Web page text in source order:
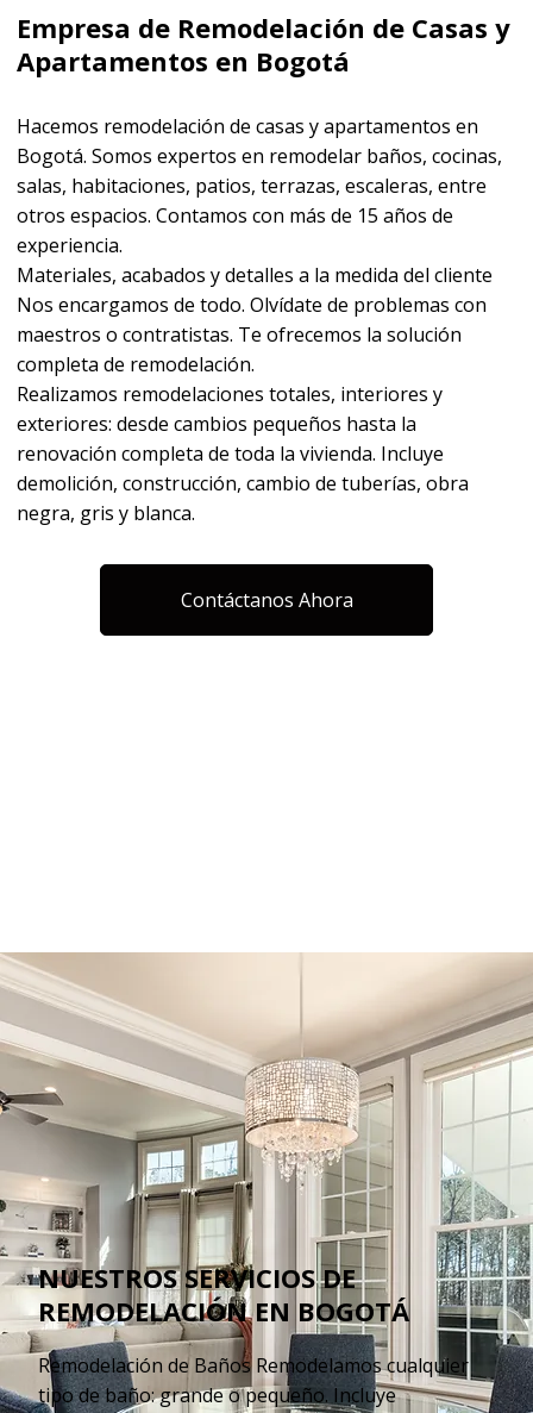
Empresa de Remodelación de Casas y
Apartamentos en Bogotá
Hacemos remodelación de casas y apartamentos en
Bogotá. Somos expertos en remodelar baños, cocinas,
salas, habitaciones, patios, terrazas, escaleras, entre
otros espacios. Contamos con más de 15 años de
experiencia.
Materiales, acabados y detalles a la medida del cliente
Nos encargamos de todo. Olvídate de problemas con
maestros o contratistas. Te ofrecemos la solución
completa de remodelación.
Realizamos remodelaciones totales, interiores y
exteriores: desde cambios pequeños hasta la
renovación completa de toda la vivienda. Incluye
demolición, construcción, cambio de tuberías, obra
negra, gris y blanca.
Contáctanos Ahora
NUESTROS SERVICIOS DE
REMODELACIÓN EN BOGOTÁ
Remodelación de Baños Remodelamos cualquier
tipo de baño: grande o pequeño. Incluye